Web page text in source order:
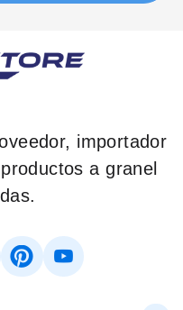
importador
a granel